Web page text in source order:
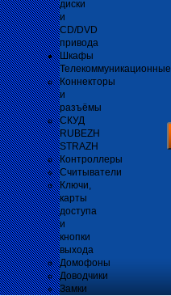
диски
и
CD/DVD
привода
Шкафы
Телекоммуникационные
Коннекторы
и
разъёмы
СКУД
RUBEZH
STRAZH
Контроллеры
Считыватели
Ключи,
карты
доступа
и
кнопки
выхода
Домофоны
Доводчики
Замки